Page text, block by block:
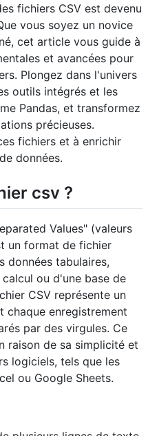
fichiers CSV est devenu
vous soyez un novice
cet article vous guide à
et avancées pour
Plongez dans l'univers
outils intégrés et les
Pandas, et transformez
précieuses.
fichiers et à enrichir
données.
csv ?
Values" (valeurs
un format de fichier
données tabulaires,
ou d'une base de
CSV représente un
chaque enregistrement
par des virgules. Ce
raison de sa simplicité et
logiciels, tels que les
ou Google Sheets.